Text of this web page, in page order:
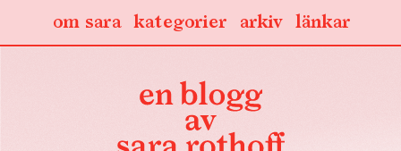
länkar
arkiv
kategorier
om sara